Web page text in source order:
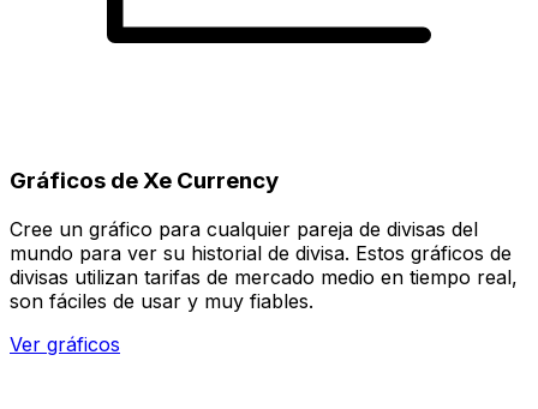
Gráficos de Xe Currency
Cree un gráfico para cualquier pareja de divisas del
mundo para ver su historial de divisa. Estos gráficos de
divisas utilizan tarifas de mercado medio en tiempo real,
son fáciles de usar y muy fiables.
Ver gráficos